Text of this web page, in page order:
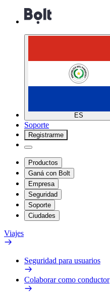
ES
Soporte
Registrarme
Productos
Ganá con Bolt
Empresa
Seguridad
Soporte
Ciudades
Viajes
Seguridad para usuarios
Colaborar como conductor